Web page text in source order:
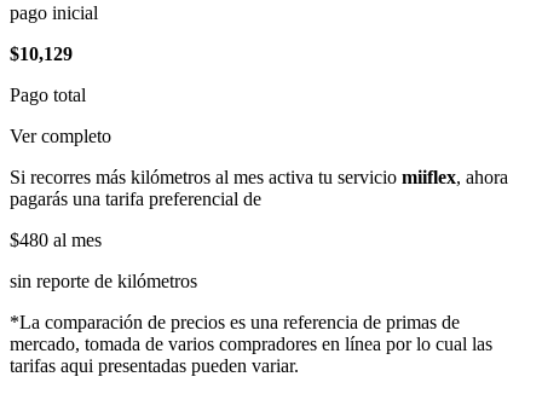
pago inicial
$10,129
Pago total
Ver completo
Si recorres más kilómetros al mes activa tu servicio miiflex, ahora
pagarás una tarifa preferencial de
$480 al mes
sin reporte de kilómetros
*La comparación de precios es una referencia de primas de
mercado, tomada de varios compradores en línea por lo cual las
tarifas aqui presentadas pueden variar.